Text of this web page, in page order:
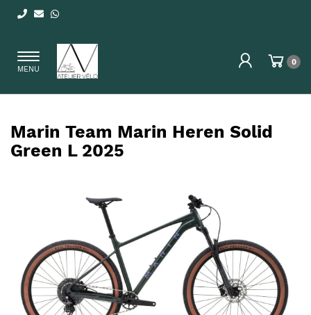
Toggle
navigation
MENU
0
Marin Team Marin Heren Solid
Green L 2025